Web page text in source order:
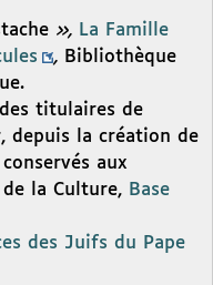
», La Famille
, Bibliothèque
titulaires de
depuis la création de
aux
la Culture, Base
des Juifs du Pape